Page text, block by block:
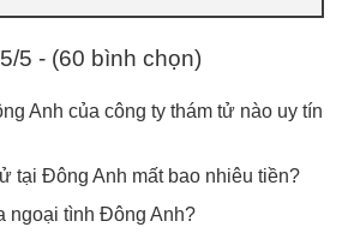
5/5 - (60 bình chọn)
Anh của công ty thám tử nào uy tín
tại Đông Anh mất bao nhiêu tiền?
ngoại tình Đông Anh?